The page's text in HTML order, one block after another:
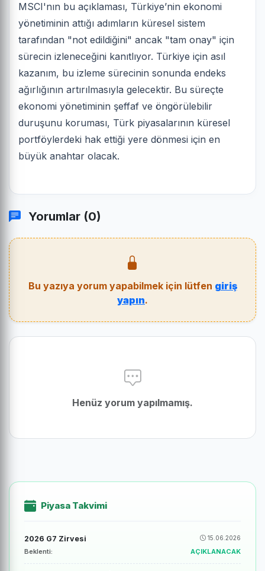
MSCI'nın bu açıklaması, Türkiye’nin ekonomi
yönetiminin attığı adımların küresel sistem
tarafından "not edildiğini" ancak "tam onay" için
sürecin izleneceğini kanıtlıyor. Türkiye için asıl
kazanım, bu izleme sürecinin sonunda endeks
ağırlığının artırılmasıyla gelecektir. Bu süreçte
ekonomi yönetiminin şeffaf ve öngörülebilir
duruşunu koruması, Türk piyasalarının küresel
portföylerdeki hak ettiği yere dönmesi için en
büyük anahtar olacak.
Yorumlar (0)
Bu yazıya yorum yapabilmek için lütfen giriş
yapın.
Henüz yorum yapılmamış.
Piyasa Takvimi
2026 G7 Zirvesi 15.06.2026
Beklenti: AÇIKLANACAK